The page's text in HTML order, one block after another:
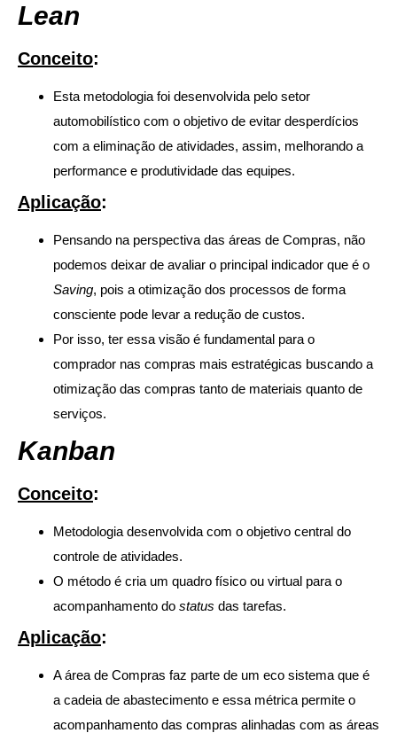
Lean
Conceito:
Esta metodologia foi desenvolvida pelo setor
automobilístico com o objetivo de evitar desperdícios
com a eliminação de atividades, assim, melhorando a
performance e produtividade das equipes.
Aplicação:
Pensando na perspectiva das áreas de Compras, não
podemos deixar de avaliar o principal indicador que é o
Saving, pois a otimização dos processos de forma
consciente pode levar a redução de custos.
Por isso, ter essa visão é fundamental para o
comprador nas compras mais estratégicas buscando a
otimização das compras tanto de materiais quanto de
serviços.
Kanban
Conceito:
Metodologia desenvolvida com o objetivo central do
controle de atividades.
O método é cria um quadro físico ou virtual para o
acompanhamento do status das tarefas.
Aplicação:
A área de Compras faz parte de um eco sistema que é
a cadeia de abastecimento e essa métrica permite o
acompanhamento das compras alinhadas com as áreas